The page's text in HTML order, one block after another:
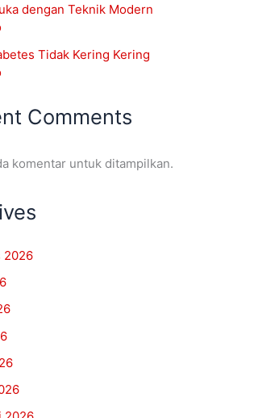
dengan Teknik Modern
Tidak Kering Kering
Comments
komentar untuk ditampilkan.
2026